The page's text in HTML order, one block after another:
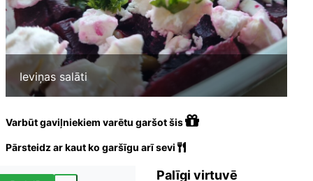
Ieviņas salāti
Varbūt gaviļniekiem varētu garšot šis
Pārsteidz ar kaut ko garšīgu arī sevi
Palīgi virtuvē